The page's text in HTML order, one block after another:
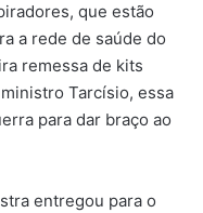
que estão
a rede de saúde do
remessa de kits
Tarcísio, essa
para dar braço ao
entregou para o